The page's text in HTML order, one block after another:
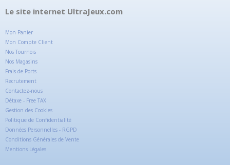
Le site internet UltraJeux.com
Mon Panier
Mon Compte Client
Nos Tournois
Nos Magasins
Frais de Ports
Recrutement
Contactez-nous
Détaxe - Free TAX
Gestion des Cookies
Politique de Confidentialité
Données Personnelles - RGPD
Conditions Générales de Vente
Mentions Légales